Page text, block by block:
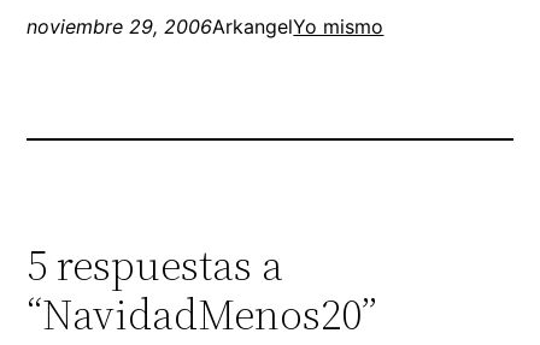
noviembre 29, 2006ArkangelYo mismo
5 respuestas a
“NavidadMenos20”